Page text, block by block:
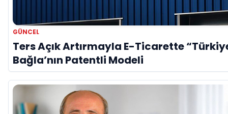
GÜNCEL
Ters Açık Artırmayla E-Ticarette
Bağla’nın Patentli Modeli